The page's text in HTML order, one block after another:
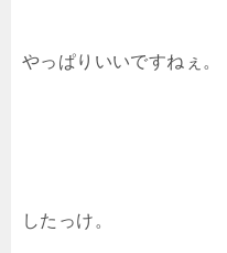
やっぱりいいですねぇ。
したっけ。